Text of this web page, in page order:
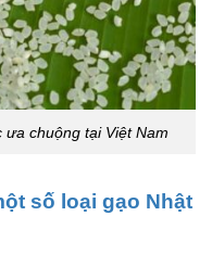
chuộng tại Việt Nam
số loại gạo Nhật